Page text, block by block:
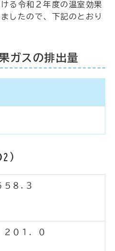
る令和２年度の温室効果
したので、下記のとおり
ガスの排出量
2)
５８.３
２０１．０